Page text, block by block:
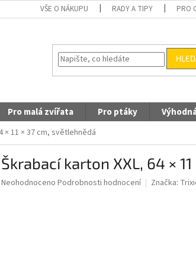
VŠE O NÁKUPU RADY A TIPY PRO
Pro malá zvířata Pro ptáky
× 11 × 37 cm, světlehnědá
Škrabací karton XXL, 64 ×
Průměrné
Neohodnoceno Podrobnosti hodnocení Značka: